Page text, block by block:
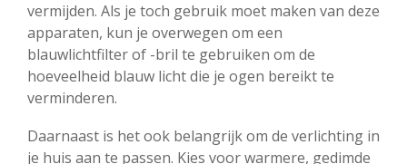
vermijden. Als je toch gebruik moet maken van deze
apparaten, kun je overwegen om een
blauwlichtfilter of -bril te gebruiken om de
hoeveelheid blauw licht die je ogen bereikt te
verminderen.
Daarnaast is het ook belangrijk om de verlichting in
je huis aan te passen. Kies voor warmere, gedimde